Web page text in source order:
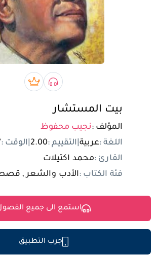
تبرع للمكتبة
تسجيل الدخول
مستخدم جديد
صوتي bookبريميوم book
بيت المستشار
المؤلف :نجيب محفوظ
اللغة :عربية التقييم :2.00 الوقت :
القارئ :محمد اكتيلات
فئة الكتاب :الأدب والشعر ,
استمع الى جميع
جرب التطبيق